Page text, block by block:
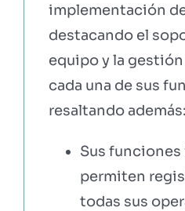
implementación
destacando el
equipo y la
cada una de sus
resaltando además:
Sus
permiten
todas sus